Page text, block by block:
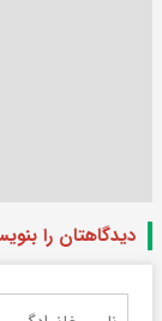
دیدگاهتان را